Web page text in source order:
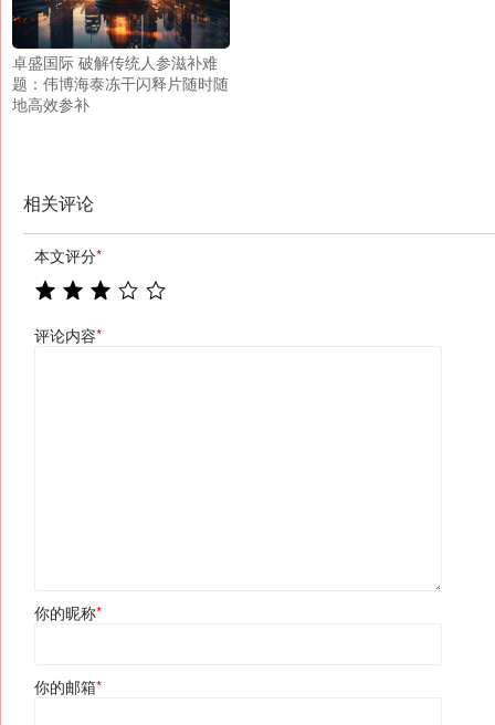
卓盛国际 破解传统人参滋补难
题：伟博海泰冻干闪释片随时随
地高效参补
相关评论
本文评分*
评论内容*
你的昵称*
你的邮箱*